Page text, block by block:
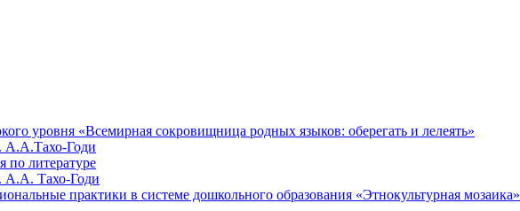
уровня «Всемирная сокровищница родных языков: оберегать и лелеять»
А.А.Тахо-Годи
по литературе
А.А. Тахо-Годи
практики в системе дошкольного образования «Этнокультурная мозаика»